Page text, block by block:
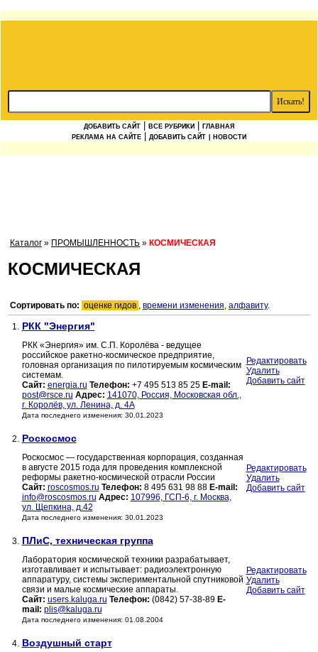
ДОБАВИТЬ САЙТ ВСЕ РУБРИКИ
ГЛАВНАЯ
РЕКЛАМА НА САЙТЕ
ДОБАВИТЬ САЙТ | НОВОСТИ
Каталог » ПРОМЫШЛЕННОСТЬ » КОСМИЧЕСКАЯ
КОСМИЧЕСКАЯ
Сортировать по: оценке гидов , времени изменения, алфавиту.
1. РКК "Энергия"
РКК «Энергия» им. С.П. Королёва - ведущее
российское ракетно-космическое предприятие,
головная организация по пилотируемым космическим
системам.
Сайт: energia.ru Телефон: +7 495 513 85 25 E-mail:
post@rsce.ru Адрес: 141070, Россия, Московская обл.,
г. Королёв, ул. Ленина, д. 4А
Дата последнего изменения: 30.01.2023
Редактировать
Удалить
Добавить сайт
2. Роскосмос
Роскосмос — государственная корпорация, созданная
в августе 2015 года для проведения комплексной
реформы ракетно-космической отрасли России
Сайт: roscosmos.ru Телефон: 8 495 631 98 88 E-mail:
info@roscosmos.ru Адрес: 107996, ГСП-6, г. Москва,
ул. Щепкина, д.42
Дата последнего изменения: 30.01.2023
Редактировать
Удалить
Добавить сайт
3. ПЛиС, техническая группа
Лаборатория космической техники разрабатывает,
изготавливает и испытывает: радиоэлектронную
аппаратуру, системы экспериментальной спутниковой
связи и малые космические аппараты.
Сайт: users.kaluga.ru Телефон: (0842) 57-38-89 E-
mail: plis@kaluga.ru
Дата последнего изменения: 01.08.2004
Редактировать
Удалить
Добавить сайт
4. Воздушный старт